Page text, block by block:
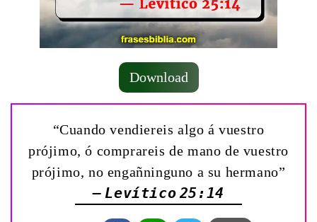
Download
“Cuando vendiereis algo á vuestro
prójimo, ó comprareis de mano de vuestro
prójimo, no engañninguno a su hermano”
— Levítico 25:14